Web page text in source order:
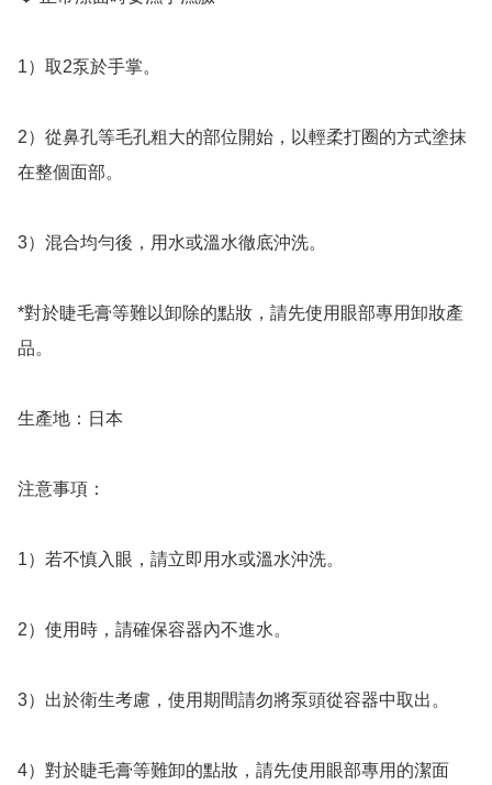
1）取2泵於手掌。
2）從鼻孔等毛孔粗大的部位開始，以輕柔打圈的方式塗抹
在整個面部。
3）混合均勻後，用水或溫水徹底沖洗。
*對於睫毛膏等難以卸除的點妝，請先使用眼部專用卸妝產
品。
生產地：日本
注意事項：
1）若不慎入眼，請立即用水或溫水沖洗。
2）使用時，請確保容器內不進水。
3）出於衛生考慮，使用期間請勿將泵頭從容器中取出。
4）對於睫毛膏等難卸的點妝，請先使用眼部專用的潔面